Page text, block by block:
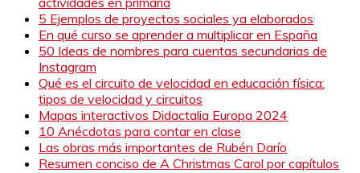
5 Ejemplos de proyectos sociales ya elaborados
En qué curso se aprender a multiplicar en España
50 Ideas de nombres para cuentas secundarias de
Instagram
Qué es el circuito de velocidad en educación física:
tipos de velocidad y circuitos
Mapas interactivos Didactalia Europa 2024
10 Anécdotas para contar en clase
Las obras más importantes de Rubén Darío
Resumen conciso de A Christmas Carol por capítulos